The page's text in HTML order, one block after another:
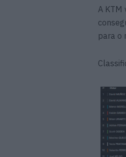
A KTM
para o